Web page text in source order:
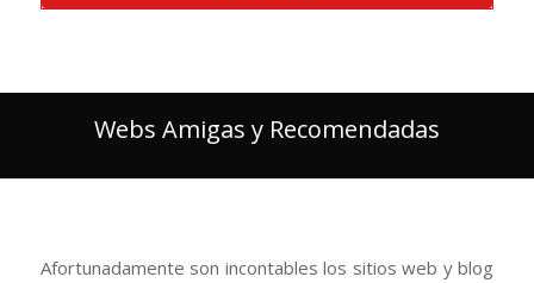
Webs Amigas y Recomendadas
Afortunadamente son incontables los sitios web y blog